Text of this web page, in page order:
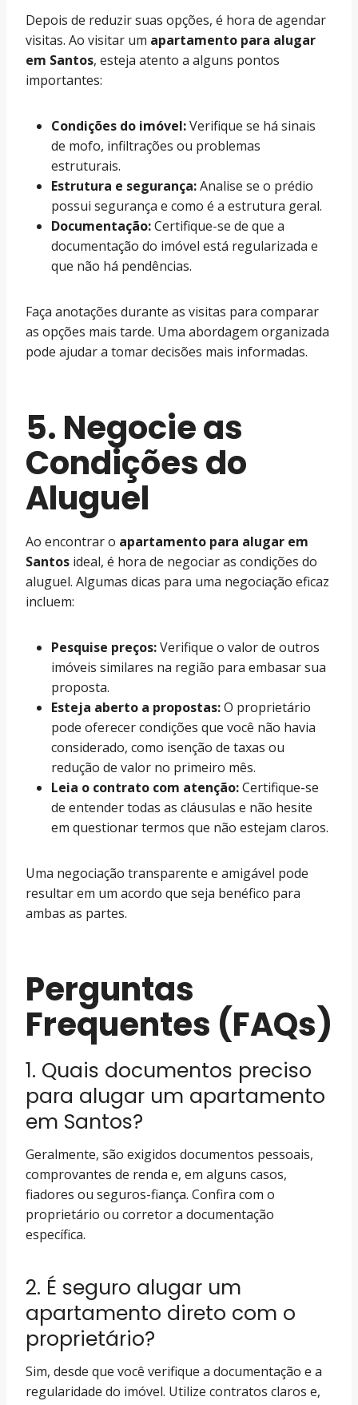
Depois de reduzir suas opções, é hora de agendar
visitas. Ao visitar um apartamento para alugar
em Santos, esteja atento a alguns pontos
importantes:
Condições do imóvel:Verifique se há sinais
de mofo, infiltrações ou problemas
estruturais.
Estrutura e segurança:Analise se o prédio
possui segurança e como é a estrutura geral.
Documentação:Certifique-se de que a
documentação do imóvel está regularizada e
que não há pendências.
Faça anotações durante as visitas para comparar
as opções mais tarde. Uma abordagem organizada
pode ajudar a tomar decisões mais informadas.
5. Negocie as
Condições do
Aluguel
Ao encontrar o apartamento para alugar em
Santos ideal, é hora de negociar as condições do
aluguel. Algumas dicas para uma negociação eficaz
incluem:
Pesquise preços:Verifique o valor de outros
imóveis similares na região para embasar sua
proposta.
Esteja aberto a propostas:O proprietário
pode oferecer condições que você não havia
considerado, como isenção de taxas ou
redução de valor no primeiro mês.
Leia o contrato com atenção:Certifique-se
de entender todas as cláusulas e não hesite
em questionar termos que não estejam claros.
Uma negociação transparente e amigável pode
resultar em um acordo que seja benéfico para
ambas as partes.
Perguntas
Frequentes (FAQs)
1. Quais documentos preciso
para alugar um apartamento
em Santos?
Geralmente, são exigidos documentos pessoais,
comprovantes de renda e, em alguns casos,
fiadores ou seguros-fiança. Confira com o
proprietário ou corretor a documentação
específica.
2. É seguro alugar um
apartamento direto com o
proprietário?
Sim, desde que você verifique a documentação e a
regularidade do imóvel. Utilize contratos claros e,